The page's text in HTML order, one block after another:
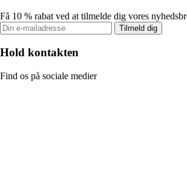
Få 10 % rabat ved at tilmelde dig vores
Tilmeld dig
Hold kontakten
Find os på sociale medier